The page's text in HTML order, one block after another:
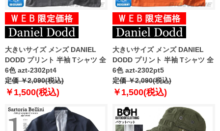
大きいサイズ メンズ DANIEL
DODD プリント 半袖 Tシャツ 全
6色 azt-2302pt4
定価 ￥2,090(税込)
￥1,500(税込)
大きいサイズ メンズ DANIEL
DODD プリント 半袖 Tシャツ 全
6色 azt-2302pt5
定価 ￥2,090(税込)
￥1,500(税込)